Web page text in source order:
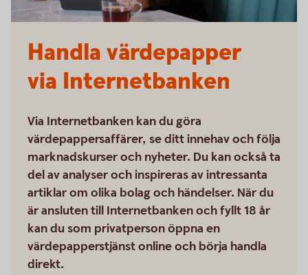
Handla värdepapper
via Internetbanken
Via Internetbanken kan du göra
värdepappersaffärer, se ditt innehav och följa
marknadskurser och nyheter. Du kan också ta
del av analyser och inspireras av intressanta
artiklar om olika bolag och händelser. När du
är ansluten till Internetbanken och fyllt 18 år
kan du som privatperson öppna en
värdepapperstjänst online och börja handla
direkt.